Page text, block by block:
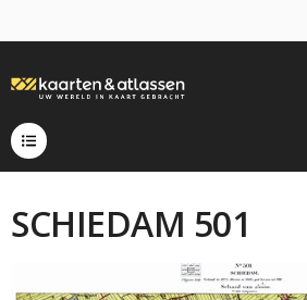
SCHIEDAM 501